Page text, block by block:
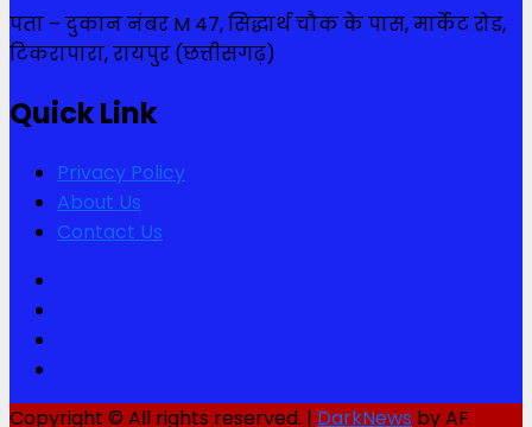
पता – दुकान नंबर M 47, सिद्धार्थ चौक के पास, मार्केट रोड,
टिकरापारा, रायपुर (छत्तीसगढ़)
Quick Link
Privacy Policy
About Us
Contact Us
Copyright © All rights reserved. | DarkNews by AF